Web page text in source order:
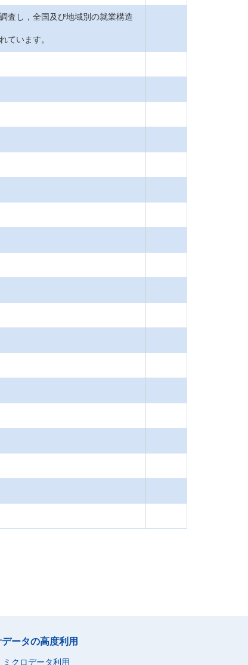
査し，全国及び地域別の就業構造
ています。
ータの高度利用
ミクロデータ利用